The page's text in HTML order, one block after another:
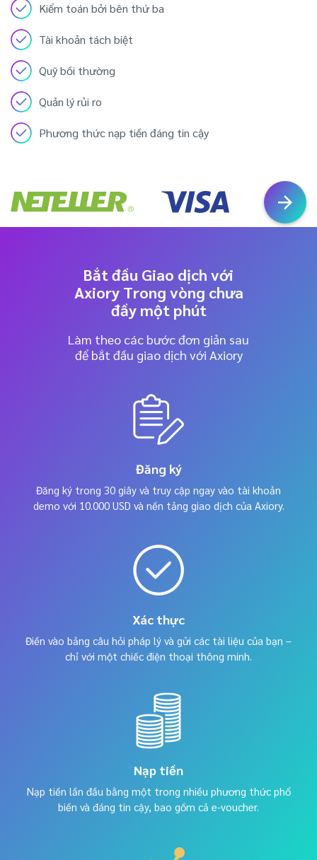
Kiểm toán bởi bên thứ ba
Tài khoản tách biệt
Quỹ bồi thường
Quản lý rủi ro
Phương thức nạp tiền đáng tin cậy
Bắt đầu Giao dịch với
Axiory Trong vòng chưa
đầy một phút
Làm theo các bước đơn giản sau
để bắt đầu giao dịch với Axiory
Đăng ký
Đăng ký trong 30 giây và truy cập ngay vào tài khoản
demo với 10.000 USD và nền tảng giao dịch của Axiory.
Xác thực
Điền vào bảng câu hỏi pháp lý và gửi các tài liệu của bạn –
chỉ với một chiếc điện thoại thông minh.
Nạp tiền
Nạp tiền lần đầu bằng một trong nhiều phương thức phổ
biến và đáng tin cậy, bao gồm cả e-voucher.